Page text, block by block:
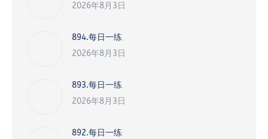
2026年8月3日
894.每日一练
2026年8月3日
893.每日一练
2026年8月3日
892.每日一练